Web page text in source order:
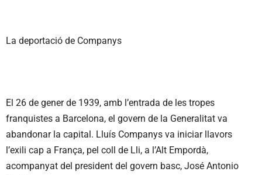
La deportació de Companys
El 26 de gener de 1939, amb l’entrada de les tropes
franquistes a Barcelona, el govern de la Generalitat va
abandonar la capital. Lluís Companys va iniciar llavors
l’exili cap a França, pel coll de Lli, a l’Alt Empordà,
acompanyat del president del govern basc, José Antonio